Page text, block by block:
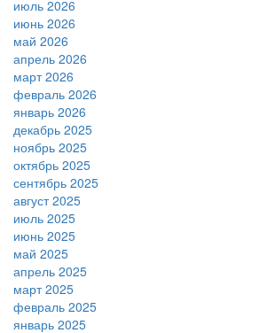
июль 2026
июнь 2026
май 2026
апрель 2026
март 2026
февраль 2026
январь 2026
декабрь 2025
ноябрь 2025
октябрь 2025
сентябрь 2025
август 2025
июль 2025
июнь 2025
май 2025
апрель 2025
март 2025
февраль 2025
январь 2025